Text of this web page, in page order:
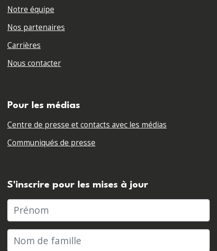
Notre équipe
Nos partenaires
Carrières
Nous contacter
Pour les médias
Centre de presse et contacts avec les médias
Communiqués de presse
S'inscrire pour les mises à jour
Prénom
Nom de famille